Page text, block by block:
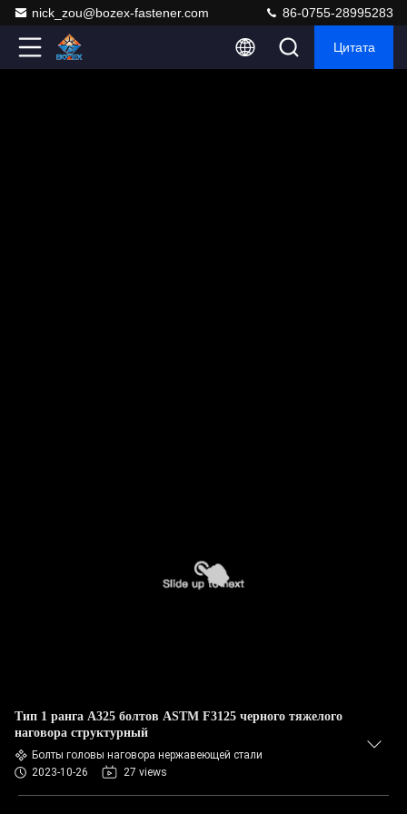
nick_zou@bozex-fastener.com 86-0755-28995283
Цитата
Тип 1 ранга A325 болтов ASTM F3125 черного тяжелого
наговора структурный
Болты головы наговора нержавеющей стали
2023-10-26
27 views